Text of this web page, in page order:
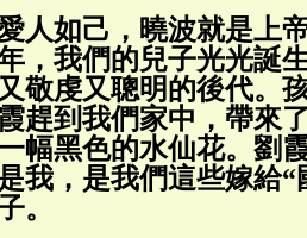
人如己，曉波就是上
，我們的兒子光光誕
敬虔又聰明的後代。
趕到我們家中，帶來
幅黑色的水仙花。劉
我，是我們這些嫁給“
。